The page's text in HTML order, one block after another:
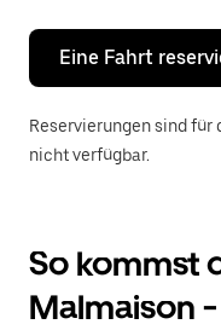
um
den
Kalender
schließen.
Eine Fahrt
Reservierungen sind
nicht verfügbar.
So kommst
Malmaison